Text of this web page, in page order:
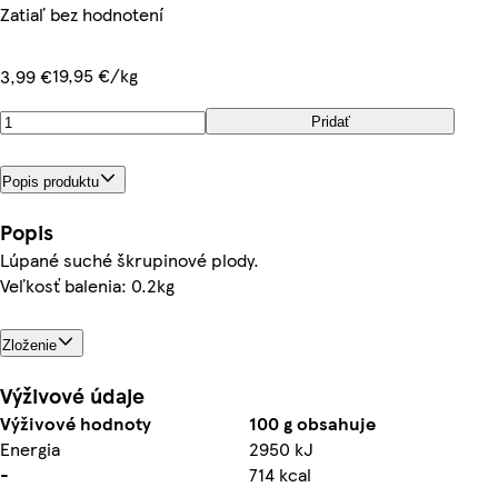
Zatiaľ bez hodnotení
3,99 €19,95 €/kg
Pridať
Popis produktu
Popis
Lúpané suché škrupinové plody.
Veľkosť balenia: 0.2kg
Zloženie
Výživové údaje
Výživové hodnoty
100 g obsahuje
Energia
2950 kJ
-
714 kcal